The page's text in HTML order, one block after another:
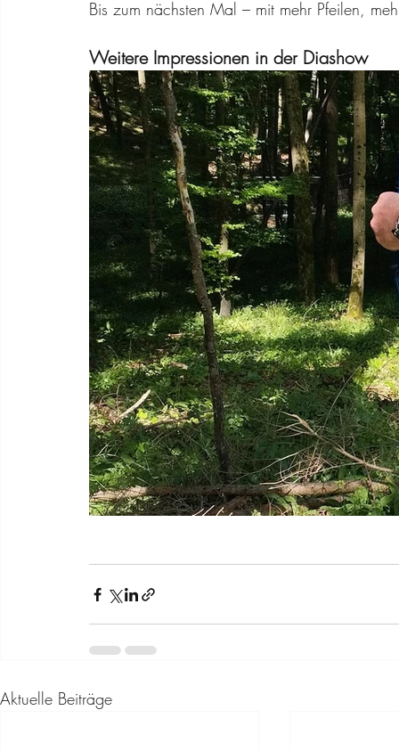
Bis zum nächsten Mal – mit mehr Pfeilen,
Weitere Impressionen in der Diashow
Aktuelle Beiträge